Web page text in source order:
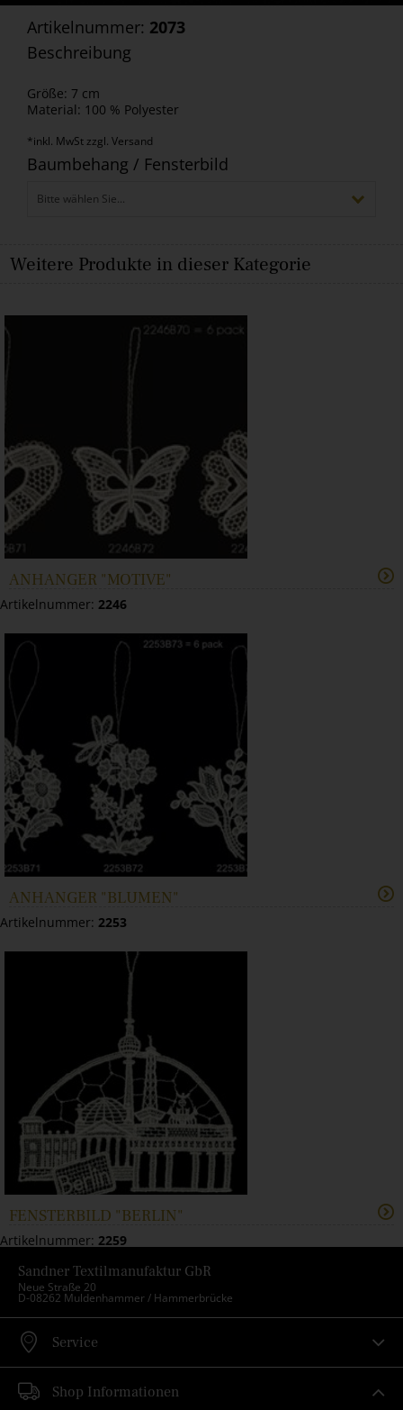
Artikelnummer: 2073
Beschreibung
Größe: 7 cm
Material: 100 % Polyester
*inkl. MwSt zzgl. Versand
Baumbehang / Fensterbild
Bitte wählen Sie... ▾
Weitere Produkte in dieser Kategorie
ANHÄNGER "MOTIVE"
Artikelnummer: 2246
ANHÄNGER "BLUMEN"
Artikelnummer: 2253
FENSTERBILD "BERLIN"
Artikelnummer: 2259
Sandner Textilmanufaktur GbR
Neue Straße 20
D-08262 Muldenhammer / Hammerbrücke
Service
Shop Informationen